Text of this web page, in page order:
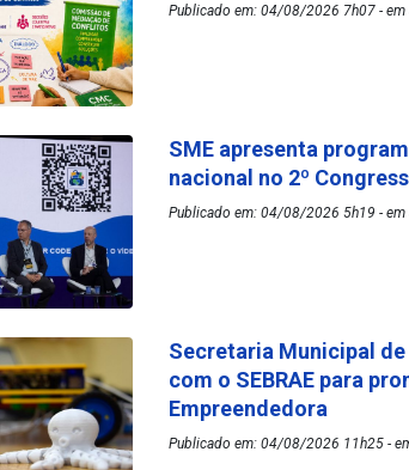
Publicado em: 04/08/2026 7h07 - em
SME apresenta
nacional no 2º
Publicado em: 04/08/2026 5h19 - em
Secretaria Municipal
com o SEBRAE para
Empreendedora
Publicado em: 04/08/2026 11h25 -